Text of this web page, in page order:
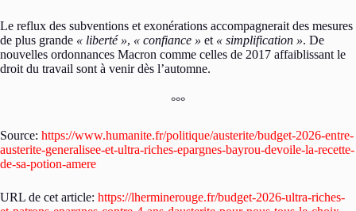
Le reflux des subventions et exonérations accompagnerait des mesures
de plus grande « liberté », « confiance » et « simplification ». De
nouvelles ordonnances Macron comme celles de 2017 affaiblissant le
droit du travail sont à venir dès l’automne.
°°°
Source: https://www.humanite.fr/politique/austerite/budget-2026-entre-
austerite-generalisee-et-ultra-riches-epargnes-bayrou-devoile-la-recette-
de-sa-potion-amere
URL de cet article: https://lherminerouge.fr/budget-2026-ultra-riches-